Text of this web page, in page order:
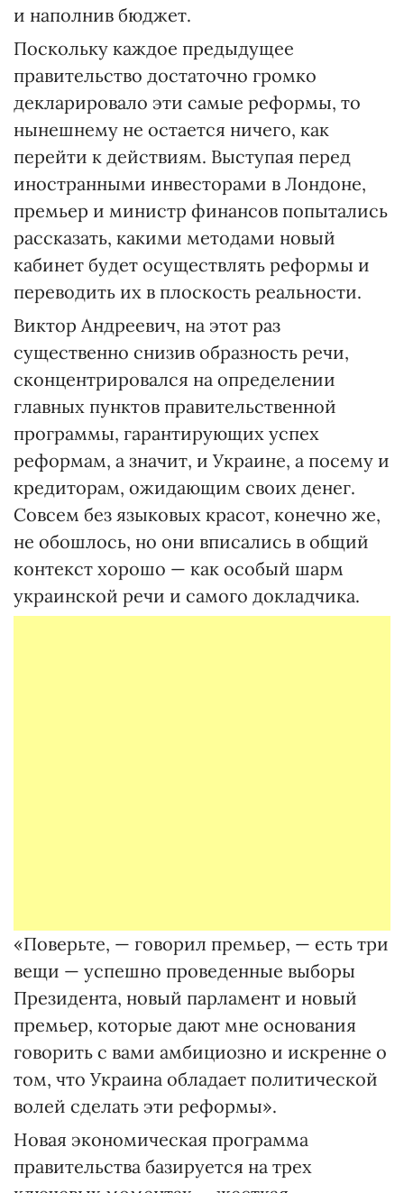
и наполнив бюджет.
Поскольку каждое предыдущее
правительство достаточно громко
декларировало эти самые реформы, то
нынешнему не остается ничего, как
перейти к действиям. Выступая перед
иностранными инвесторами в Лондоне,
премьер и министр финансов попытались
рассказать, какими методами новый
кабинет будет осуществлять реформы и
переводить их в плоскость реальности.
Виктор Андреевич, на этот раз
существенно снизив образность речи,
сконцентрировался на определении
главных пунктов правительственной
программы, гарантирующих успех
реформам, а значит, и Украине, а посему и
кредиторам, ожидающим своих денег.
Совсем без языковых красот, конечно же,
не обошлось, но они вписались в общий
контекст хорошо — как особый шарм
украинской речи и самого докладчика.
«Поверьте, — говорил премьер, — есть три
вещи — успешно проведенные выборы
Президента, новый парламент и новый
премьер, которые дают мне основания
говорить с вами амбициозно и искренне о
том, что Украина обладает политической
волей сделать эти реформы».
Новая экономическая программа
правительства базируется на трех